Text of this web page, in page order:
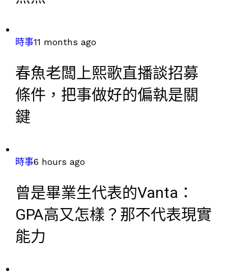
時事11 months ago
春魚老闆上熙歌直播談招募
條件，把事做好的偏執是關
鍵
時事6 hours ago
曾是畢業生代表的Vanta：
GPA高又怎樣？那不代表現實
能力